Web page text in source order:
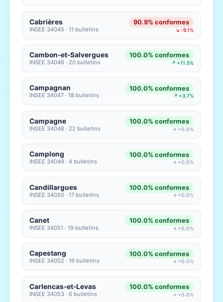
Cabrières
INSEE 34045 · 11 bulletins
90.9% conformes
↘ -9.1%
Cambon-et-Salvergues
INSEE 34046 · 20 bulletins
100.0% conformes
↗ +11.5%
Campagnan
INSEE 34047 · 18 bulletins
100.0% conformes
↗ +3.7%
Campagne
INSEE 34048 · 22 bulletins
100.0% conformes
→ +0.0%
Camplong
INSEE 34049 · 4 bulletins
100.0% conformes
→ +0.0%
Candillargues
INSEE 34050 · 17 bulletins
100.0% conformes
→ +0.0%
Canet
INSEE 34051 · 19 bulletins
100.0% conformes
→ +0.0%
Capestang
INSEE 34052 · 16 bulletins
100.0% conformes
→ +0.0%
Carlencas-et-Levas
INSEE 34053 · 6 bulletins
100.0% conformes
→ +0.0%